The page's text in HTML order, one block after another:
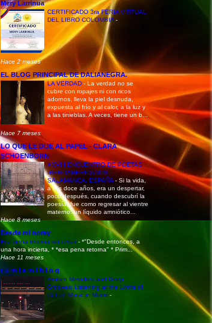
Mery Larrinua
CERTIFICADO 3ra FERIA VIRTUAL
DEL LIBRO COLOMBIA -
Hace 2 meses
EL BLOG PRINCIPAL DE DALIANEGRA.
LA VERDAD - La verdad no se
cubre con ropajes ni con ricos
adornos, lleva la piel desnuda,
expuesta al frío y al calor, a la luz y
a las tinieblas. A veces, tiene un b...
Hace 7 meses
LO QUE LE DIJE AL PAPEL - CLARA
SCHOENBORN
XXVIII ENCUENTRO DE POETAS
IBEROAMERICANOS -
SALAMANCA, ESPAÑA - Si la vida,
a mis doce años, era un despertar,
poco después, cuando descubrí la
poesía, fue como regresar al vientre
materno: un líquido amniótico...
Hace 8 meses
Desde mi noray
Esa pena retorna sin cesar- *"Desde entonces, a
una hora incierta, * *esa pena retorna" * Prim...
Hace 11 meses
t u m i a m i b l o g
Broken Melodies and Deep
Grooves: Listening at the Limits of
Cuban Music in Miami -